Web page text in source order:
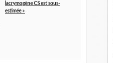
lacrymogène CS est sous-
estimée »